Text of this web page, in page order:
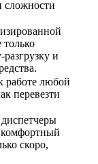
сложности
только
и
работе любой
перевезти
комфортный
скоро,